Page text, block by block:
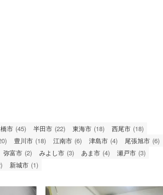
市 (45) 半田市 (22) 東海市 (18) 西尾市 (18)
豊川市 (18) 江南市 (6) 津島市 (4) 尾張旭市 (6)
弥富市 (2) みよし市 (3) あま市 (4) 瀬戸市 (3)
新城市 (1)